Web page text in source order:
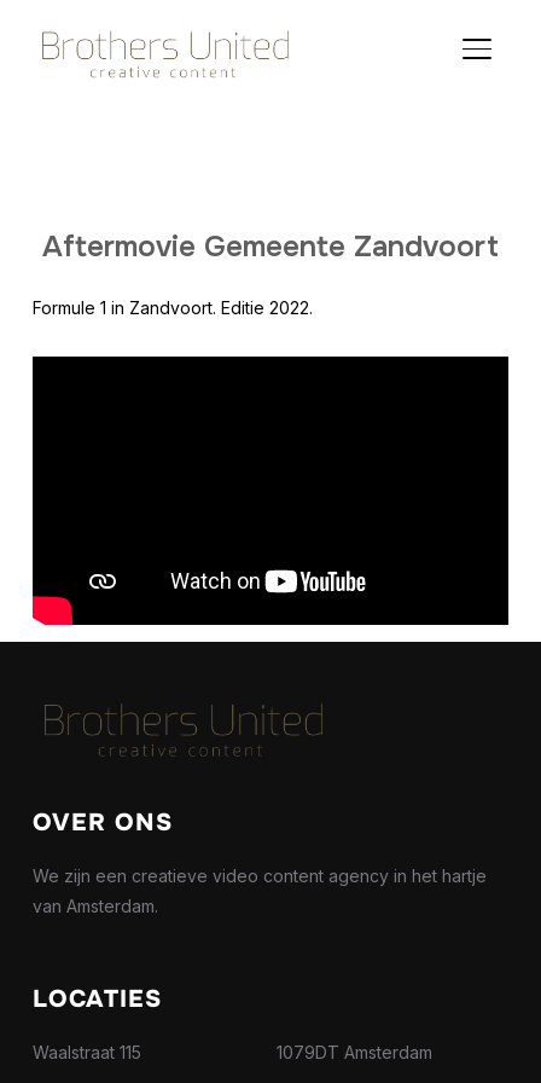
Aftermovie Gemeente Zandvoort
Formule 1 in Zandvoort. Editie 2022.
OVER ONS
We zijn een creatieve video content agency in het hartje
van Amsterdam.
LOCATIES
Waalstraat 115 1079DT Amsterdam